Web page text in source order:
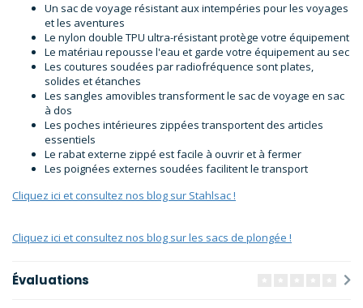
Un sac de voyage résistant aux intempéries pour les voyages
et les aventures
Le nylon double TPU ultra-résistant protège votre équipement
Le matériau repousse l'eau et garde votre équipement au sec
Les coutures soudées par radiofréquence sont plates,
solides et étanches
Les sangles amovibles transforment le sac de voyage en sac
à dos
Les poches intérieures zippées transportent des articles
essentiels
Le rabat externe zippé est facile à ouvrir et à fermer
Les poignées externes soudées facilitent le transport
Cliquez ici et consultez nos blog sur Stahlsac !
Cliquez ici et consultez nos blog sur les sacs de plongée !
Évaluations